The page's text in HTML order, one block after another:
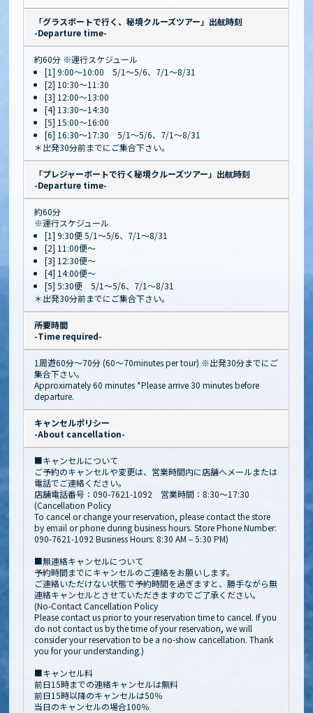
「グラスボートで行く、秘境クルーズツアー」出航時刻
-Departure time-
約60分 ※運行スケジュール
[1] 9:00～10:00 5/1～5/6、7/1～8/31
[2] 10:30～11:30
[3] 12:00～13:00
[4] 13:30～14:30
[5] 15:00～16:00
[6] 16:30～17:30 5/1～5/6、7/1～8/31
＊出発30分前までにご集合下さい。
「プレジャーボートで行く秘境クルーズツアー」出航時刻
-Departure time-
約60分
※運行スケジュール
[1] 9:30便 5/1～5/6、7/1～8/31
[2] 11:00便～
[3] 12:30便～
[4] 14:00便～
[5] 5:30便 5/1～5/6、7/1～8/31
＊出発30分前までにご集合下さい。
所要時間
-Time required-
1周遊60分〜70分 (60～70minutes per tour) ※出発30分までにご
集合下さい。
Approximately 60 minutes *Please arrive 30 minutes before
departure.
キャンセルポリシー
-About cancellation-
■キャンセルについて
ご予約のキャンセルや変更は、営業時間内に店舗へメールまたは
電話でご連絡ください。
店舗電話番号：090-7621-1092 営業時間：8:30～17:30
(Cancellation Policy
To cancel or change your reservation, please contact the store
by email or phone during business hours. Store Phone Number:
090-7621-1092 Business Hours: 8:30 AM – 5:30 PM)
■無連絡キャンセルについて
予約時間までにキャンセルのご連絡をお願いします。
ご連絡いただけない状態で予約時間を過ぎますと、勝手ながら無
連絡キャンセルとさせていただきますのでご了承ください。
(No-Contact Cancellation Policy
Please contact us prior to your reservation time to cancel. If you
do not contact us by the time of your reservation, we will
consider your reservation to be a no-show cancellation. Thank
you for your understanding.)
■キャンセル料
前日15時までの連絡キャンセルは無料
前日15時以降のキャンセルは50％
当日のキャンセルの場合100％